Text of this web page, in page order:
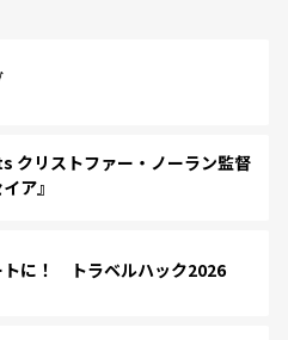
クリストファー・ノーラン監督
ア』
トに！ トラベルハック2026